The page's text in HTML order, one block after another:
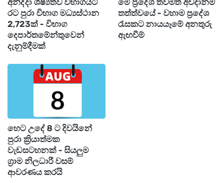
නිකුත්කරනු නොලැබෙනු ඇති බවය.
"පාරිභෝගිකයා වෙත වෙළෙඳසැල්වලින්
පත්‍රයක් නිකුත් කළා. එහි සඳහන් පරිදි සිලි සිලි බෑග්
නොමිලයේ නිකුත්කිරීම නොවැම්බර් පළවනදා සිට
තහනම්. ඒ අනුව වෙළඳසැල්වලින් පොලිතින් බෑග්
නොමිලයේ නිකුත්කරනු නොලැබෙනු ඇත."
"පාරිභෝගිකයාට යුතුකමක් තියෙනවා පරිසරය
සුරැකීමට දායකවීමට. වෙළෙඳසැලකට භාණ්ඩයක්
මිලදීගැනීමට යාමේ දී ඒ සඳහා සුදුසු බෑග් එකක්
අනිද්දා ශිෂ්‍යත්ව විභාගයට
රට පුරා විභාග මධ්‍යස්ථාන
2,723ක් - විභාග
දෙපාර්තමේන්තුවෙන්
දැනුම්දීමක්
මේ ප්‍රදේශ තවමත් අවදානම්
තත්ත්වයේ - වහාම ප්‍රදේශ
රැසකට නායයෑමේ අනතුරු
ඇඟවීම්
හෙට උදේ 8 ට දිවයිනේ
පුරා ක්‍රියාත්මක
වැඩසටහනක් - සියලුම
ග්‍රාම නිලධාරී වසම්
ආවරණය කරයි